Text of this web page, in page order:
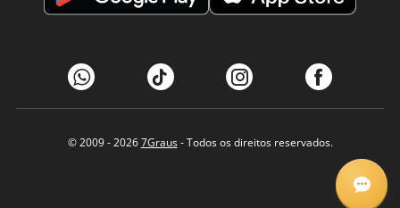
© 2009 - 20267Graus- Todos os direitos reservados.